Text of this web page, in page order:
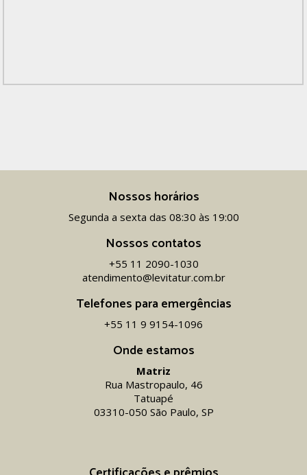
Onde estamos
Matriz
Rua Mastropaulo, 46
Tatuapé
03310-050 São Paulo, SP
Nossos horários
Segunda a sexta das 08:30 às 19:00
Nossos contatos
+55 11 2090-1030
atendimento@levitatur.com.br
Telefones para emergências
+55 11 9 9154-1096‬